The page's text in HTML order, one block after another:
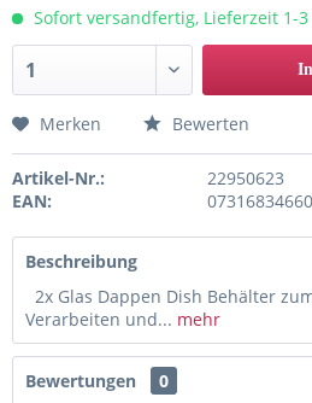
Sofort versandfertig, Lieferzeit 1-3
Merken Bewerten
Artikel-Nr.:
22950623
EAN:
Beschreibung
2x Glas Dappen Dish Behälter
Verarbeiten und... mehr
Bewertungen
0